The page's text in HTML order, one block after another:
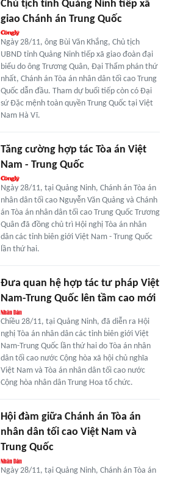
Chủ tịch tỉnh Quảng Ninh tiếp xã
giao Chánh án Trung Quốc
Ngày 28/11, ông Bùi Văn Khắng, Chủ tịch
UBND tỉnh Quảng Ninh tiếp xã giao đoàn đại
biểu do ông Trương Quân, Đại Thẩm phán thứ
nhất, Chánh án Tòa án nhân dân tối cao Trung
Quốc dẫn đầu. Tham dự buổi tiếp còn có Đại
sứ Đặc mệnh toàn quyền Trung Quốc tại Việt
Nam Hà Vĩ.
Tăng cường hợp tác Tòa án Việt
Nam - Trung Quốc
Ngày 28/11, tại Quảng Ninh, Chánh án Tòa án
nhân dân tối cao Nguyễn Văn Quảng và Chánh
án Tòa án nhân dân tối cao Trung Quốc Trương
Quân đã đồng chủ trì Hội nghị Tòa án nhân
dân các tỉnh biên giới Việt Nam - Trung Quốc
lần thứ hai.
Đưa quan hệ hợp tác tư pháp Việt
Nam-Trung Quốc lên tầm cao mới
Chiều 28/11, tại Quảng Ninh, đã diễn ra Hội
nghị Tòa án nhân dân các tỉnh biên giới Việt
Nam-Trung Quốc lần thứ hai do Tòa án nhân
dân tối cao nước Cộng hòa xã hội chủ nghĩa
Việt Nam và Tòa án nhân dân tối cao nước
Cộng hòa nhân dân Trung Hoa tổ chức.
Hội đàm giữa Chánh án Tòa án
nhân dân tối cao Việt Nam và
Trung Quốc
Ngày 28/11, tại Quảng Ninh, Chánh án Tòa án